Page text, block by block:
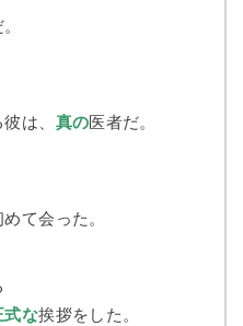
は、 真の医者だ。
て会った。
式な挨拶をした。